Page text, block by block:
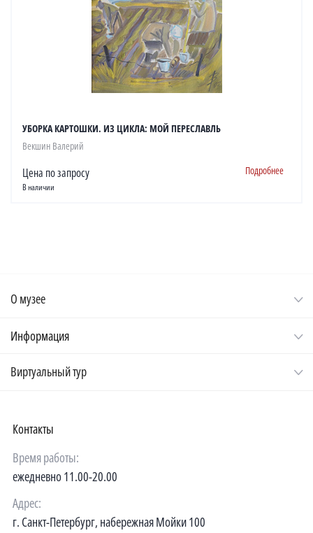
УБОРКА КАРТОШКИ. ИЗ ЦИКЛА: МОЙ ПЕРЕСЛАВЛЬ
Векшин Валерий
Цена по запросу Подробнее
В наличии
О музее
Информация
Виртуальный тур
Контакты
Время работы:
ежедневно 11.00-20.00
Адрес:
г. Санкт-Петербург, набережная Мойки 100